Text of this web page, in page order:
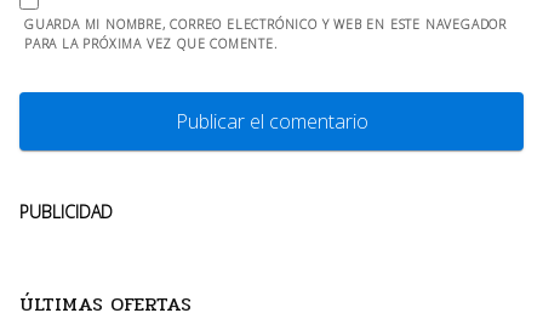
GUARDA MI NOMBRE, CORREO ELECTRÓNICO Y WEB EN ESTE NAVEGADOR
PARA LA PRÓXIMA VEZ QUE COMENTE.
PUBLICIDAD
ÚLTIMAS OFERTAS